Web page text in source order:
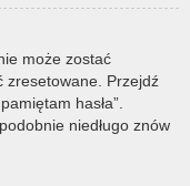
może zostać
zresetowane. Przejdź
hasła”.
niedługo znów